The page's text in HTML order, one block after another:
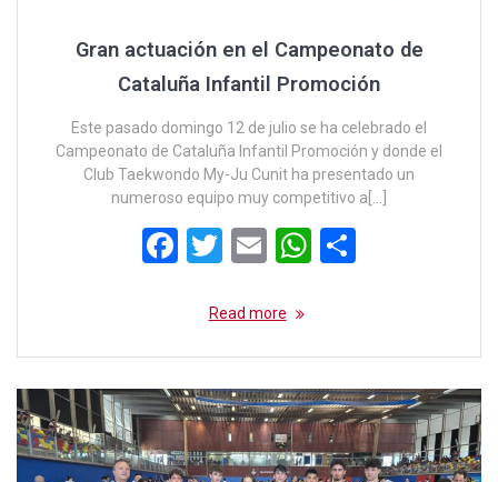
Gran actuación en el Campeonato de
Cataluña Infantil Promoción
Este pasado domingo 12 de julio se ha celebrado el
Campeonato de Cataluña Infantil Promoción y donde el
Club Taekwondo My-Ju Cunit ha presentado un
numeroso equipo muy competitivo a[…]
F
ce
b
o
o
k
T
tt
er
E
ail
W
s
A
p
p
p
ar
tir
Read more